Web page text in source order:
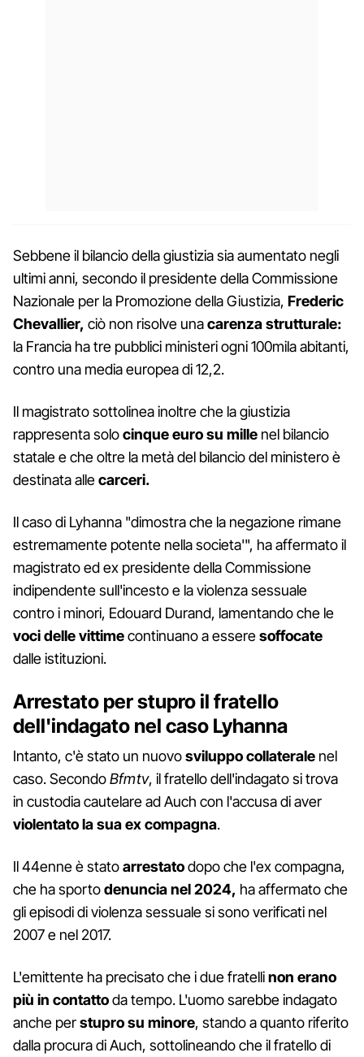
Sebbene il bilancio della giustizia sia aumentato negli
ultimi anni, secondo il presidente della Commissione
Nazionale per la Promozione della Giustizia, Frederic
Chevallier, ciò non risolve unacarenza strutturale:
la Francia ha tre pubblici ministeri ogni 100mila abitanti,
contro una media europea di 12,2.
Il magistrato sottolinea inoltre che la giustizia
rappresenta solocinque euro su mille nel bilancio
statale e che oltre la metà del bilancio del ministero è
destinata allecarceri.
Il caso di Lyhanna "dimostra che la negazione rimane
estremamente potente nella societa'", ha affermato il
magistrato ed ex presidente della Commissione
indipendente sull'incesto e la violenza sessuale
contro i minori, Edouard Durand, lamentando che le
voci delle vittimecontinuano a esseresoffocate
dalle istituzioni.
Arrestato per stupro il fratello
dell'indagato nel caso Lyhanna
Intanto, c'è stato un nuovosviluppo collaterale nel
caso. SecondoBfmtv, il fratello dell'indagato si trova
in custodia cautelare ad Auch con l'accusa di aver
violentato la sua ex compagna.
Il 44enne è statoarrestatodopo che l'ex compagna,
che ha sportodenuncianel 2024, ha affermato che
gli episodi di violenza sessuale si sono verificati nel
2007 e nel 2017.
L'emittente ha precisato che i due fratellinon erano
più in contattoda tempo. L'uomo sarebbe indagato
anche perstupro su minore, stando a quanto riferito
dalla procura di Auch, sottolineando che il fratello di